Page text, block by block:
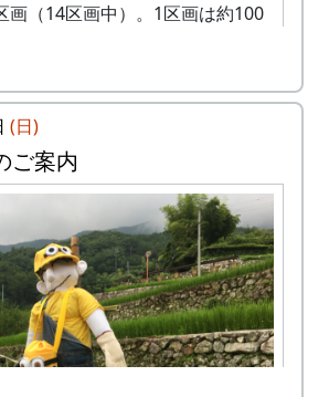
を明記して下さい）。 折り返
容と「申し込みアンケート」を
ますので、申し込みアンケート
さい。
の窓口
全推進協議会事務局
FAX: 9999-99-9999
9999-9999
mailaddress
画（14区画中）。1区画は約100
です。
じめに農業に取り組み、自然と
をお持ちで、地域になじめるか
体でも結構です。
5万円です。
2018年2月28日。
が募集数を超えた場合は、アン
をもとに、当協議会で書類選考さ
ます。
: 下記の申込み窓口に、電話、
メールでお申し込み下さい（FAX
の場合は、郵便番号、住所、氏
を明記して下さい）。 折り返
容と「申し込みアンケート」を
(日)
ご案内